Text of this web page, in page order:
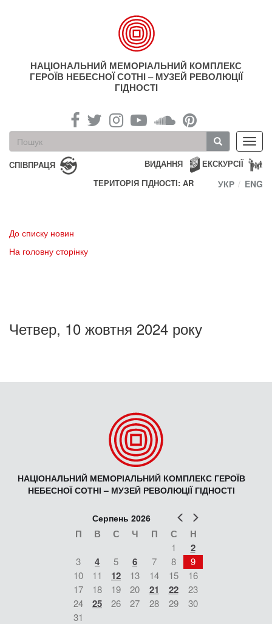
НАЦІОНАЛЬНИЙ МЕМОРІАЛЬНИЙ КОМПЛЕКС
ГЕРОЇВ НЕБЕСНОЇ СОТНІ – МУЗЕЙ РЕВОЛЮЦІЇ
ГІДНОСТІ
Пошукова
форма
Пошук
СПІВПРАЦЯ ЕКСКУРСІЇ
ВИДАННЯ
ТЕРИТОРІЯ ГІДНОСТІ: AR
УКР ENG
До списку новин
На головну сторінку
Четвер, 10 жовтня 2024 року
НАЦІОНАЛЬНИЙ МЕМОРІАЛЬНИЙ КОМПЛЕКС ГЕРОЇВ
НЕБЕСНОЇ СОТНІ – МУЗЕЙ РЕВОЛЮЦІЇ ГІДНОСТІ
Попер
Серпень 2026
П В С Ч П С Н
1 2
3 4 5 6 7 8
9
10
11 12 13 14 15
16
17
18 19 20 21 22
23
24
25 26 27 28 29
30
31